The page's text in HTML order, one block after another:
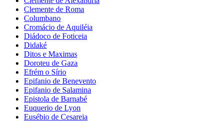
Clemente de Roma
Columbano
Cromácio de Aquiléia
Diádoco de Foticeia
Didaké
Ditos e Maximas
Doroteu de Gaza
Efrém o Sírio
Epifanio de Benevento
Epifanio de Salamina
Epistola de Barnabé
Euquerio de Lyon
Eusébio de Cesareia